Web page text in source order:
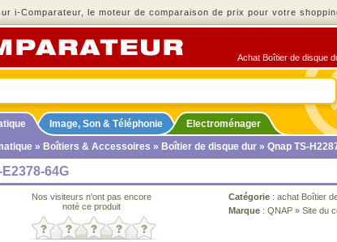
i-Comparateur, le moteur de comparaison de prix pour votre
Achat Boîtier de disque
Image, Son & Téléphonie
Electroménager
» Boîtiers & Accessoires » Boîtier de disque dur » Qnap TS-
64G
Nos visiteurs n'ont pas encore
noté ce produit
Catégorie : achat Boîtier
Marque : QNAP » Site du